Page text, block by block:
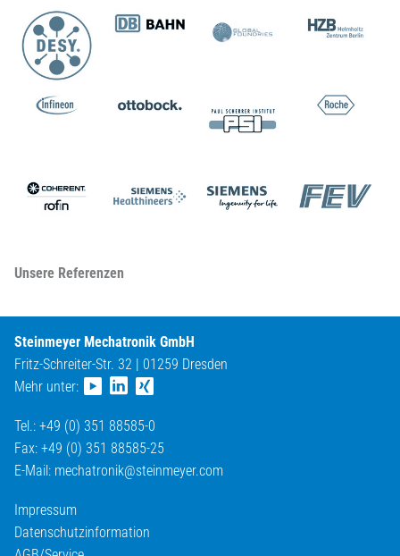
Unsere Referenzen
Steinmeyer Mechatronik GmbH
Fritz-Schreiter-Str. 32 | 01259 Dresden
Mehr unter:
Tel.: +49 (0) 351 88585-0
Fax: +49 (0) 351 88585-25
E-Mail: mechatronik@steinmeyer.com
Impressum
Datenschutzinformation